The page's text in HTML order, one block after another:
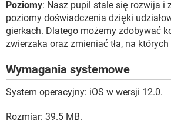
Poziomy: Nasz pupil stale się rozwija i
poziomy doświadczenia dzięki
gierkach. Dlatego możemy zdobywać
zwierzaka oraz zmieniać tła, na
Wymagania systemowe
System operacyjny: iOS w wersji 12.0.
Rozmiar: 39.5 MB.